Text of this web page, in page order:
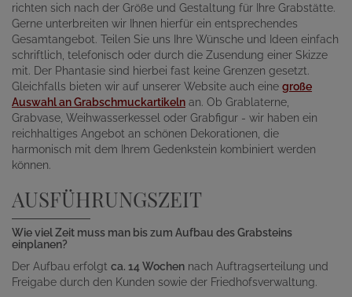
richten sich nach der Größe und Gestaltung für Ihre Grabstätte.
Gerne unterbreiten wir Ihnen hierfür ein entsprechendes
Gesamtangebot. Teilen Sie uns Ihre Wünsche und Ideen einfach
schriftlich, telefonisch oder durch die Zusendung einer Skizze
mit. Der Phantasie sind hierbei fast keine Grenzen gesetzt.
Gleichfalls bieten wir auf unserer Website auch eine große
Auswahl an Grabschmuckartikeln an. Ob Grablaterne,
Grabvase, Weihwasserkessel oder Grabfigur - wir haben ein
reichhaltiges Angebot an schönen Dekorationen, die
harmonisch mit dem Ihrem Gedenkstein kombiniert werden
können.
AUSFÜHRUNGSZEIT
Wie viel Zeit muss man bis zum Aufbau des Grabsteins
einplanen?
Der Aufbau erfolgt ca. 14 Wochen nach Auftragserteilung und
Freigabe durch den Kunden sowie der Friedhofsverwaltung.